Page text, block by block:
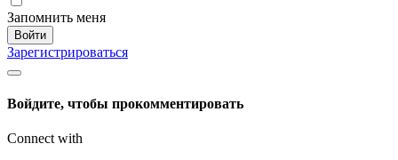
Запомнить меня
Войти
Зарегистрироваться
Войдите, чтобы прокомментировать
Connect with